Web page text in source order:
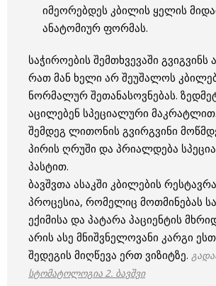
იმეორებდეს კბილის ყელის
ანატომიურ ფორმას.
საჭიროების შემთხვევაში გვიგვინს
რათ მან ხელი არ შეუშალოს
ნორმალურ შეთანასოვნებას.
აცილებენ სპეციალური
შემდეგ ლითონის გვირგვინი
პირის ღრუში და პრიალდება
პასტით.
ბავშვთა ასაკში კბილების
პროცესია, რომელიც მოთმინებას
ექიმისა და პატარა პაციენტის
არის ასე მნიშვნელოვანი კარგი
შედეგის მიღწევა ერთ ვიზიტზე.
სტომატოლოგია 2. ბავშვი